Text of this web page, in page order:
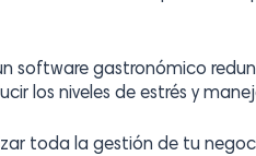
software gastronómico
los niveles de estrés y
toda la gestión de tu